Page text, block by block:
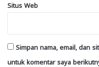
Situs Web
Simpan nama, email, dan
untuk komentar saya